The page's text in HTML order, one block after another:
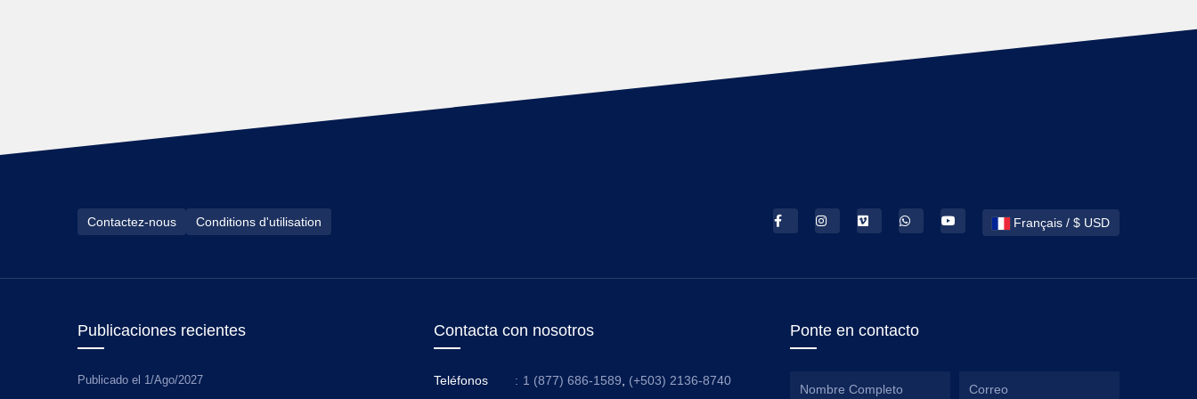
Français / $ USD
Contactez-nous Conditions d'utilisation
Publicaciones recientes
Publicado el 1/Ago/2027
Contacta con nosotros
Teléfonos : 1 (877) 686-1589 (+503) 2136-8740
Ponte en contacto